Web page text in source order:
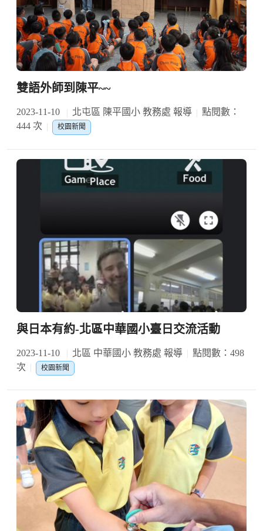
雙語外師到陳平~~
2023-11-10 北屯區 陳平國小 教務處 報導
點閱數：
444 次
校園新聞
與日本有約-北區中華國小臺日交流活動
2023-11-10 北區 中華國小 教務處 報導
點閱數：498
次
校園新聞